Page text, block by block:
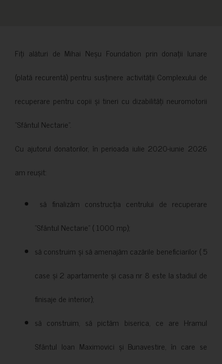
Fiți alături de Mihai Neșu Foundation prin donații lunare
(plată recurentă) pentru susținere activității Complexului de
recuperare pentru copii și tineri cu dizabilități neuromotorii
”Sfântul Nectarie”.
Cu ajutorul donatorilor, în perioada iulie 2020-iunie 2026
am reușit:
să finalizăm construcția centrului de recuperare
”Sfântul Nectarie” ( 1000 mp);
să construim și să amenajăm cazările beneficiarilor ( 5
case și 2 apartamente și casa nr 8 este la stadiul de
finisaje de interior);
să construim, să pictăm biserica, ce are Hramul
Sfântul Ioan Maximovici și Bunavestire, în care se